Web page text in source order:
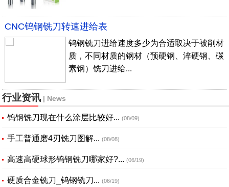
CNC钨钢铣刀转速进给表
钨钢铣刀进给速度多少为合适取决于被削材
质，不同材质的钢材（预硬钢、淬硬钢、碳
素钢）铣刀进给...
行业资讯 | News
钨钢铣刀现在什么涂层比较好... (08/09)
手工普通磨4刃铣刀图解... (08/08)
高速高硬球形钨钢铣刀哪家好?... (06/19)
硬质合金铣刀_钨钢铣刀... (06/19)